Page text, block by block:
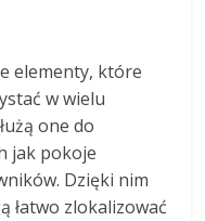
elementy, które
w wielu
one do
jak pokoje
Dzięki nim
łatwo zlokalizować